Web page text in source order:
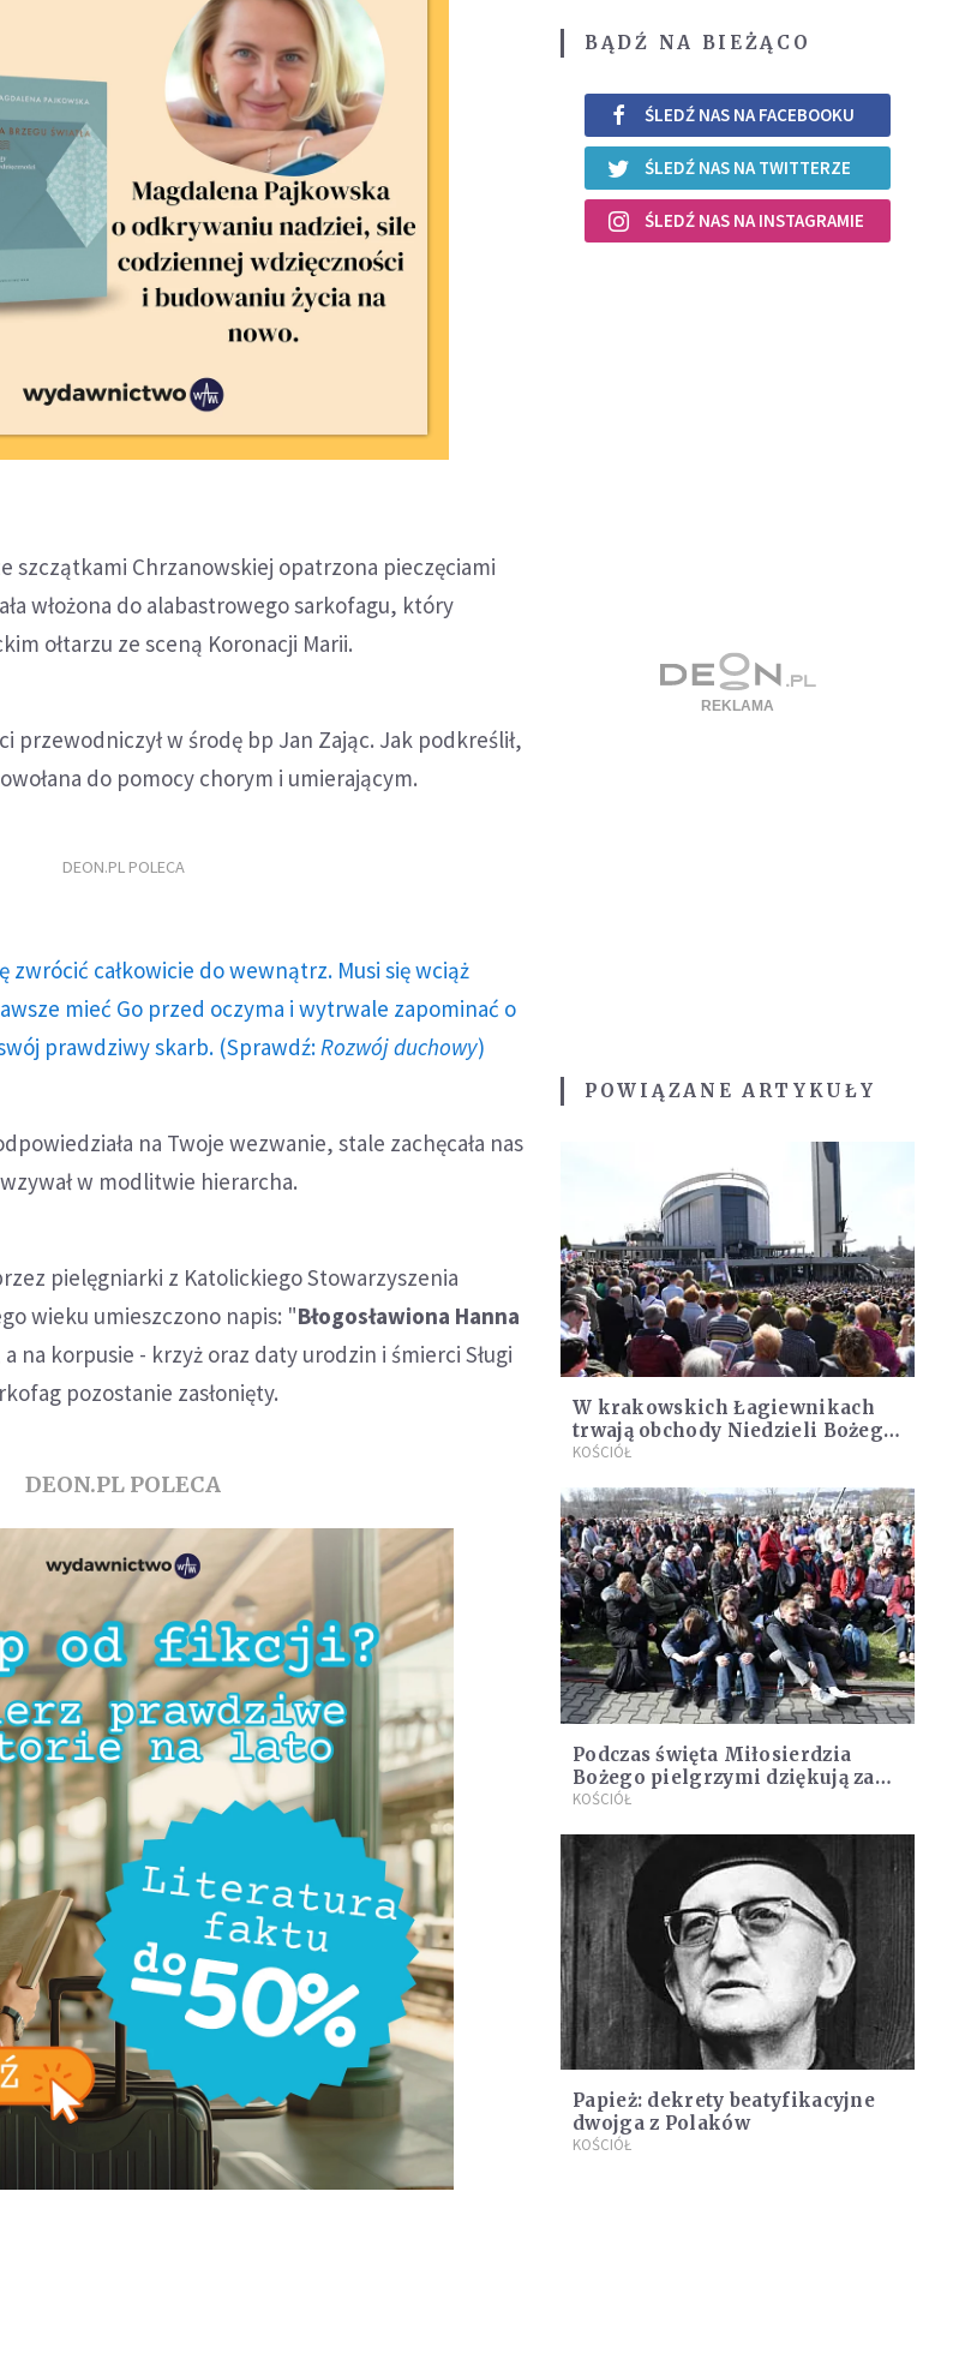
szczątkami Chrzanowskiej opatrzona pieczęciami
włożona do alabastrowego sarkofagu, który
ołtarzu ze sceną Koronacji Marii.
przewodniczył w środę bp Jan Zając. Jak podkreślił,
do pomocy chorym i umierającym.
DEON.PL POLECA
zwrócić całkowicie do wewnątrz. Musi się wciąż
mieć Go przed oczyma i wytrwale zapominać o
prawdziwy skarb. (Sprawdź: Rozwój duchowy)
na Twoje wezwanie, stale zachęcała nas
w modlitwie hierarcha.
pielęgniarki z Katolickiego Stowarzyszenia
wieku umieszczono napis: "Błogosławiona Hanna
a na korpusie - krzyż oraz daty urodzin i śmierci Sługi
pozostanie zasłonięty.
DEON.PL POLECA
BĄDŹ NA BIEŻĄCO
ŚLEDŹ NAS NA FACEBOOKU
ŚLEDŹ NAS NA TWITTERZE
ŚLEDŹ NAS NA INSTAGRAMIE
POWIĄZANE ARTYKUŁY
W krakowskich Łagiewnikach
trwają obchody Niedzieli Bożego
Miłosierdzia
KOŚCIÓŁ
Podczas święta Miłosierdzia
Bożego pielgrzymi dziękują za
dar wolności
KOŚCIÓŁ
Papież: dekrety beatyfikacyjne
dwojga z Polaków
KOŚCIÓŁ